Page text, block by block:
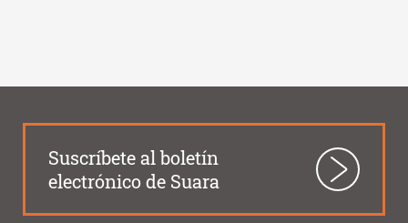
Suscríbete al boletín
electrónico de Suara